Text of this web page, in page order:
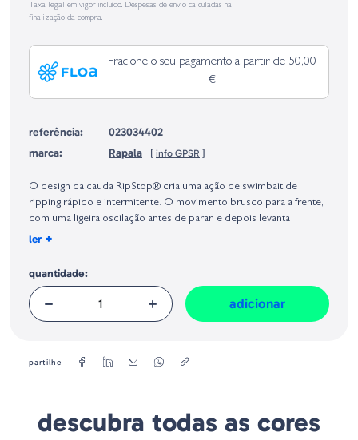
Taxa legal em vigor incluído. Despesas de envio calculadas na
finalização da compra.
Fracione o seu pagamento a partir de 50,00
€
referência:
023034402
marca:
Rapala [ info GPSR ]
Europeia, dos produtos da marca, conforme requerido no Regulamento
Geral sobre a Segurança dos Produtos (GPSR):
O design da cauda RipStop® cria uma ação de swimbait de
ripping rápido e intermitente. O movimento brusco para a frente,
com uma ligeira oscilação antes de parar, e depois levanta
ligeiramente a cabeça com uma subida superlenta. Lance e enrole,
maneira favorita para todas as espécies de peixes desportivos.
Plástico durável de duas partes com lábio integrado
Ação de ripping e paragem brusca
Peixes desportivos multiespécies
Tamanho - 9cm
Peso - 7g
ler +
quantidade:
adicionar
partilhe
descubra todas as cores